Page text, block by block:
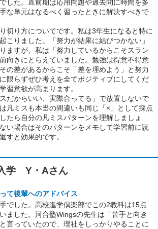
した。直前期は応用問題や過去問に時間を多
な単元はなるべく習ったときに解決すべきで
切り方についてです。私は3年生になると特に
こりました。「努力が結果に結びつかない」
ますが、私は「努力しているからこそスラン
向きにとらえていました。勉強は得意不得意
の差があるからこそ「差を埋めよう」と努力
限らずぜひ考えを全てポジティブにしてくだ
習意欲が高まります。
だからいい、実際合ってる」で放置しないで
凡ミスも本当の間違いも同じ「×」として採点
たら自分の凡ミスパターンを理解しましょ
い場合はそのパターンをメモして学習前に読
すと効果的です。
学 Y・Aさん
て後輩へのアドバイス
でした。高校進学倶楽部でこの2教科は15点
ました。河合塾Wingsの先生は「苦手と向き
言っていたので、理社をしっかりやることに